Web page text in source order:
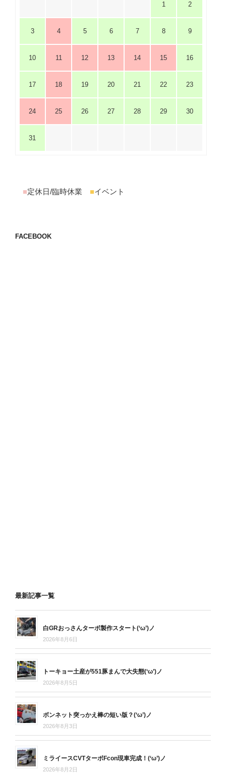
1 2
3 4 5 6 7 8 9
10 11 12 13 14 15 16
17 18 19 20 21 22 23
24 25 26 27 28 29 30
31
■定休日/臨時休業 ■イベント
FACEBOOK
最新記事一覧
白GRおっさんターボ製作スタート(‘ω’)ノ
2026年8月6日
トーキョー土産が551豚まんで大失態(‘ω’)ノ
2026年8月5日
ボンネット突っかえ棒の短い版？(‘ω’)ノ
2026年8月3日
ミライースCVTターボFcon現車完成！(‘ω’)ノ
2026年8月2日